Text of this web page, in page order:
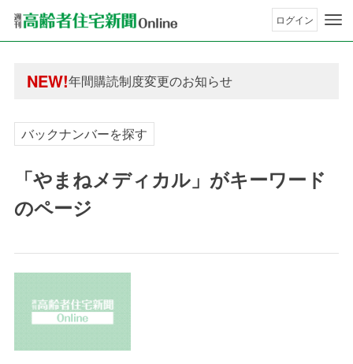
ログイン
NEW!
年間購読制度変更のお知らせ
高齢者住宅新聞 無料会員の皆様へ閲覧本数変更
高齢者住宅新聞 無料会員の皆様へ閲覧本数変更
バックナンバーを探す
「やまねメディカル」がキーワード
のページ